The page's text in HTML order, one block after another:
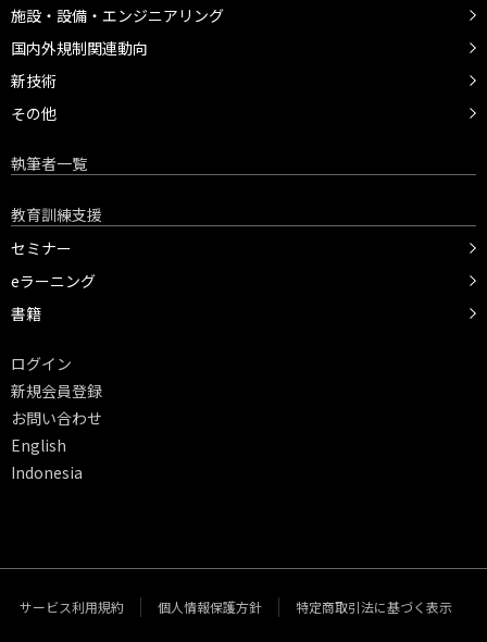
施設・設備・エンジニアリング
国内外規制関連動向
新技術
その他
執筆者一覧
教育訓練支援
セミナー
eラーニング
書籍
ログイン
新規会員登録
お問い合わせ
English
Indonesia
サービス利用規約 個人情報保護方針 特定商取引法に基づく表示